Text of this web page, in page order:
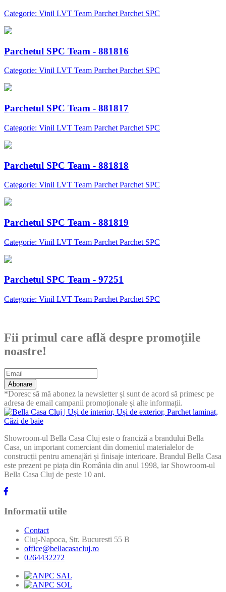
Categorie: Vinil LVT Team Parchet Parchet SPC
Parchetul SPC Team - 881816
Categorie: Vinil LVT Team Parchet Parchet SPC
Parchetul SPC Team - 881817
Categorie: Vinil LVT Team Parchet Parchet SPC
Parchetul SPC Team - 881818
Categorie: Vinil LVT Team Parchet Parchet SPC
Parchetul SPC Team - 881819
Categorie: Vinil LVT Team Parchet Parchet SPC
Parchetul SPC Team - 97251
Categorie: Vinil LVT Team Parchet Parchet SPC
Fii primul care află despre promoțiile
noastre!
Abonare
*Doresc să mă abonez la newsletter și sunt de acord să primesc pe
adresa de email campanii promoționale și alte informații.
Showroom-ul Bella Casa Cluj este o franciză a brandului Bella
Casa, un important comerciant din domeniul materialelor de
construcții pentru amenajări și finisaje interioare. Brandul Bella Casa
este prezent pe piața din România din anul 1998, iar Showroom-ul
Bella Casa Cluj de peste 10 ani.
Informatii utile
Contact
Cluj-Napoca, Str. Bucuresti 55 B
office@bellacasacluj.ro
0264432272